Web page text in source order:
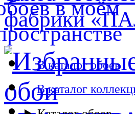
В каталог обоев
В каталог